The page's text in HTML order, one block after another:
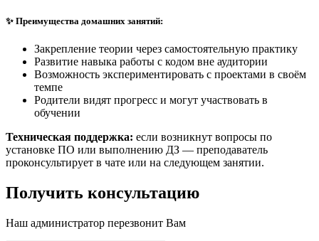
✨ Преимущества домашних занятий:
Закрепление теории через самостоятельную практику
Развитие навыка работы с кодом вне аудитории
Возможность экспериментировать с проектами в своём
темпе
Родители видят прогресс и могут участвовать в
обучении
Техническая поддержка: если возникнут вопросы по
установке ПО или выполнению ДЗ — преподаватель
проконсультирует в чате или на следующем занятии.
Получить консультацию
Наш администратор перезвонит Вам